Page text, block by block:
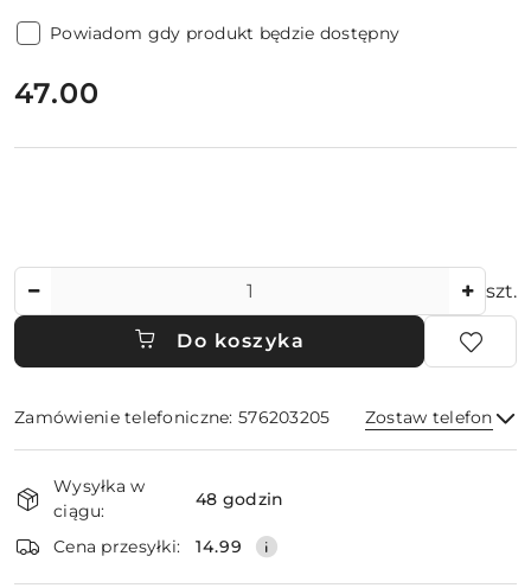
Powiadom gdy produkt będzie dostępny
cena:
47.00
szt.
Do koszyka
Zamówienie telefoniczne: 576203205 Zostaw telefon
i
dostawa
Wysyłka w
ciągu:
48 godzin
Cena przesyłki: 14.99